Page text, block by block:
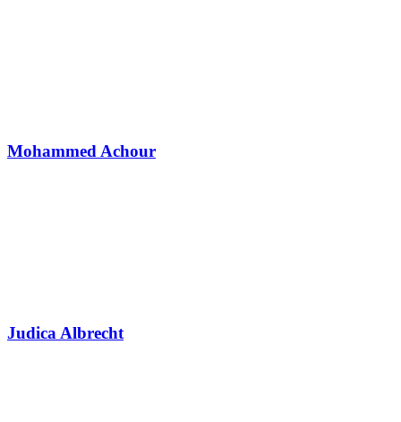
Mohammed Achour
Judica Albrecht